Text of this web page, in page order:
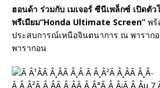
ฮอนด้า ร่วมกับ เมเจอร์ ซีนีเพล็กซ์ เปิดตั
พรีเมียม“Honda Ultimate Screen” พร้
ประสบการณ์เหนือจินตนาการ ณ พาราก
พารากอน